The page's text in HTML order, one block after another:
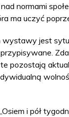
normami
ma uczyć
jest
pozostają
i pół